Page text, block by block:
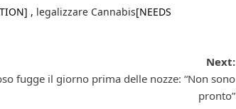
, legalizzare Cannabis[NEEDS
Next:
fugge il giorno prima delle nozze: “Non sono
pronto”